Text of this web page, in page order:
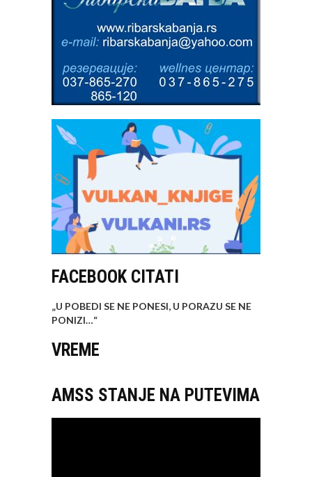
FACEBOOK CITATI
„U POBEDI SE NE PONESI, U PORAZU SE NE
PONIZI…“
VREME
AMSS STANJE NA PUTEVIMA